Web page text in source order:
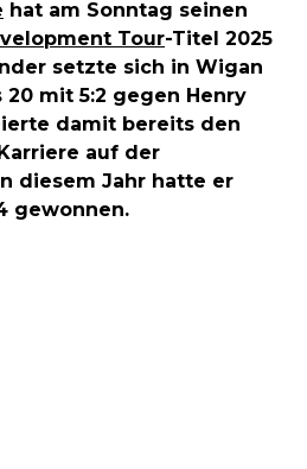
hat am Sonntag seinen
Tour-Titel 2025
setzte sich in Wigan
20 mit 5:2 gegen Henry
damit bereits den
auf der
diesem Jahr hatte er
gewonnen.